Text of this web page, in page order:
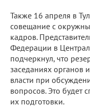
Также 16 апреля в
совещание с
кадров.
Федерации в
подчеркнул, что
заседаниях органов
власти при
вопросов. Это будет
их подготовки.